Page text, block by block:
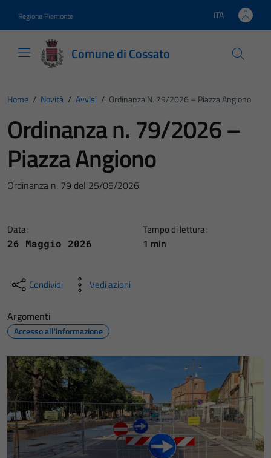
Regione Piemonte Lingua attiva:
ITA
Comune di Cossato
Home / Novità / Avvisi / Ordinanza N. 79/2026 – Piazza Angiono
Ordinanza n. 79/2026 –
Piazza Angiono
Ordinanza n. 79 del 25/05/2026
Data:
26 Maggio 2026
Tempo di lettura:
1 min
Condividi Vedi azioni
Argomenti
Accesso all'informazione